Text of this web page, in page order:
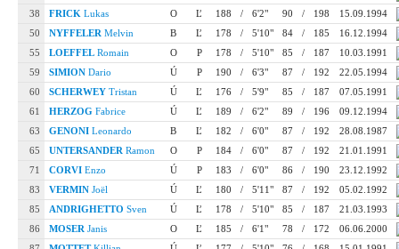
38
FRICK Lukas O Ľ 188 / 6'2" 90 / 198
15.09.1994
50
NYFFELER Melvin B Ľ 178 / 5'10" 84 / 185
16.12.1994
55
LOEFFEL Romain O P 178 / 5'10" 85 / 187
10.03.1991
59
SIMION Dario Ú P 190 / 6'3" 87 / 192
22.05.1994
60
SCHERWEY Tristan Ú Ľ 176 / 5'9" 85 / 187
07.05.1991
61
HERZOG Fabrice Ú Ľ 189 / 6'2" 89 / 196
09.12.1994
63
GENONI Leonardo B Ľ 182 / 6'0" 87 / 192
28.08.1987
65
UNTERSANDER Ramon O P 184 / 6'0" 87 / 192
21.01.1991
71
CORVI Enzo Ú P 183 / 6'0" 86 / 190
23.12.1992
83
VERMIN Joël Ú Ľ 180 / 5'11" 87 / 192
05.02.1992
85
ANDRIGHETTO Sven Ú Ľ 178 / 5'10" 85 / 187
21.03.1993
86
MOSER Janis O Ľ 185 / 6'1" 78 / 172
06.06.2000